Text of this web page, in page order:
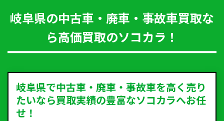
岐阜県の中古車・廃車・事故車買取な
ら高価買取のソコカラ！
岐阜県で中古車・廃車・事故車を高く売り
たいなら買取実績の豊富なソコカラへお任
せ！